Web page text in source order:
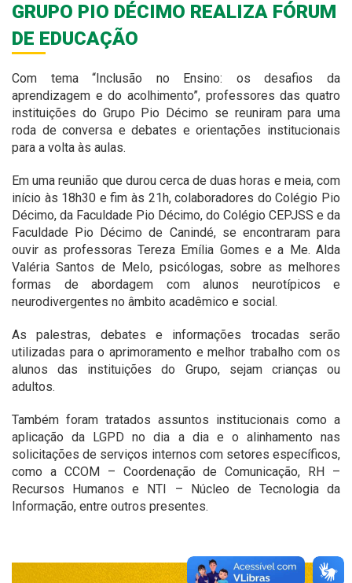
GRUPO PIO DÉCIMO REALIZA FÓRUM
DE EDUCAÇÃO
Com tema “Inclusão no Ensino: os desafios da
aprendizagem e do acolhimento”, professores das quatro
instituições do Grupo Pio Décimo se reuniram para uma
roda de conversa e debates e orientações institucionais
para a volta às aulas.
Em uma reunião que durou cerca de duas horas e meia, com
início às 18h30 e fim às 21h, colaboradores do Colégio Pio
Décimo, da Faculdade Pio Décimo, do Colégio CEPJSS e da
Faculdade Pio Décimo de Canindé, se encontraram para
ouvir as professoras Tereza Emília Gomes e a Me. Alda
Valéria Santos de Melo, psicólogas, sobre as melhores
formas de abordagem com alunos neurotípicos e
neurodivergentes no âmbito acadêmico e social.
As palestras, debates e informações trocadas serão
utilizadas para o aprimoramento e melhor trabalho com os
alunos das instituições do Grupo, sejam crianças ou
adultos.
Também foram tratados assuntos institucionais como a
aplicação da LGPD no dia a dia e o alinhamento nas
solicitações de serviços internos com setores específicos,
como a CCOM – Coordenação de Comunicação, RH –
Recursos Humanos e NTI – Núcleo de Tecnologia da
Informação, entre outros presentes.